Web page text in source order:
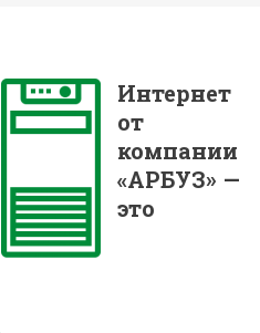
Интернет
от
компании
«АРБУЗ» —
это